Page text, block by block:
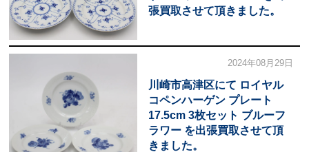
張買取させて頂きました。
2024年08月29日
川崎市高津区にて ロイヤル
コペンハーゲン プレート
17.5cm 3枚セット ブルーフ
ラワー を出張買取させて頂
きました。